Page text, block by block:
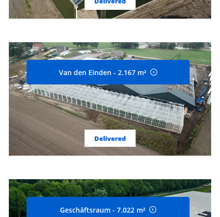
Van den Einden - 2.167 m²
Delivered
Geschäftsraum - 7.022 m²